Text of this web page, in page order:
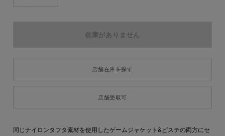
店舗在庫を探す
店舗受取可
同じナイロンタフタ素材を使用したゲームジャケット&ピステの両方にセ